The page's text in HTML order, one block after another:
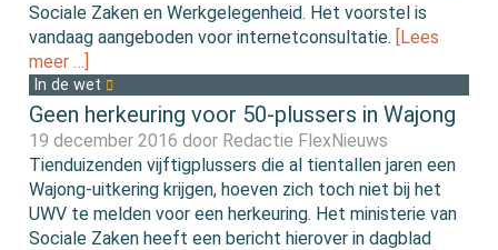
Sociale Zaken en Werkgelegenheid. Het voorstel is
vandaag aangeboden voor internetconsultatie. [Lees
meer …]
In de wet
Geen herkeuring voor 50-plussers in Wajong
19 december 2016 door Redactie FlexNieuws
Tienduizenden vijftigplussers die al tientallen jaren een
Wajong-uitkering krijgen, hoeven zich toch niet bij het
UWV te melden voor een herkeuring. Het ministerie van
Sociale Zaken heeft een bericht hierover in dagblad